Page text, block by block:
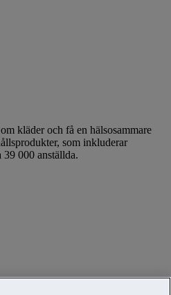
kläder och få en hälsosammare
som inkluderar
000 anställda.